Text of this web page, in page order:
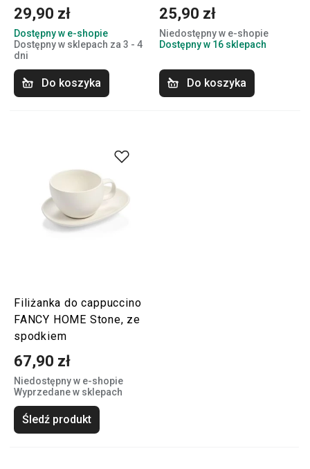
29,90 zł
Dostępny w e-shopie
Dostępny w sklepach za 3 - 4
dni
Do koszyka
25,90 zł
Niedostępny w e-shopie
Dostępny w 16 sklepach
Do koszyka
Filiżanka do cappuccino
FANCY HOME Stone, ze
spodkiem
67,90 zł
Niedostępny w e-shopie
Wyprzedane w sklepach
Śledź produkt